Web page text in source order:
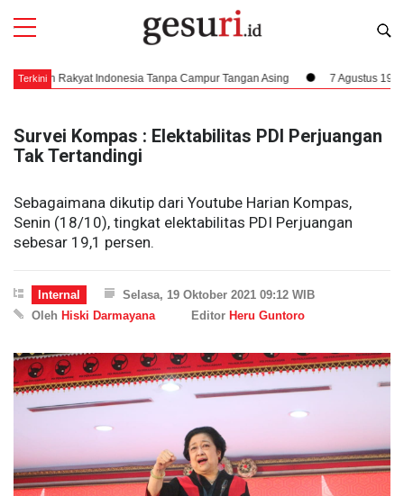
TerkiniIndonesia Tanpa Campur Tangan Asing 7 Agustus 1945,
Survei Kompas : Elektabilitas PDI Perjuangan
Tak Tertandingi
Sebagaimana dikutip dari Youtube Harian Kompas,
Senin (18/10), tingkat elektabilitas PDI Perjuangan
sebesar 19,1 persen.
Internal
Selasa, 19 Oktober 2021 09:12 WIB
Oleh Hiski Darmayana Editor Heru Guntoro